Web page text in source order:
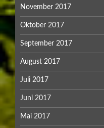
November 2017
Oktober 2017
September 2017
August 2017
Juli 2017
Juni 2017
Mai 2017